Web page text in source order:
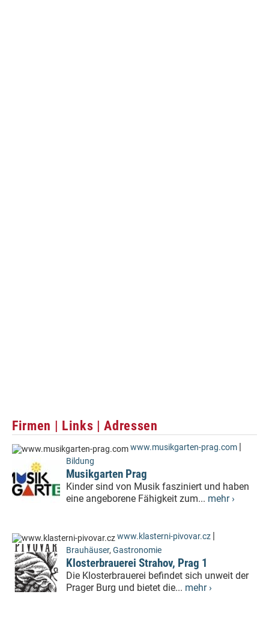
Firmen | Links | Adressen
www.musikgarten-prag.com |
Bildung
Musikgarten Prag
Kinder sind von Musik fasziniert und haben
eine angeborene Fähigkeit zum... mehr ›
www.klasterni-pivovar.cz |
Brauhäuser, Gastronomie
Klosterbrauerei Strahov, Prag 1
Die Klosterbrauerei befindet sich unweit der
Prager Burg und bietet die... mehr ›